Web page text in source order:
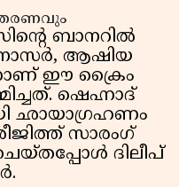
ബാനറിൽ
ആഷിയ
ഈ ക്രൈം
ഷെഹ്നാദ്
ഛായാഗ്രഹണം
സാരംഗ്
ദിലീപ്